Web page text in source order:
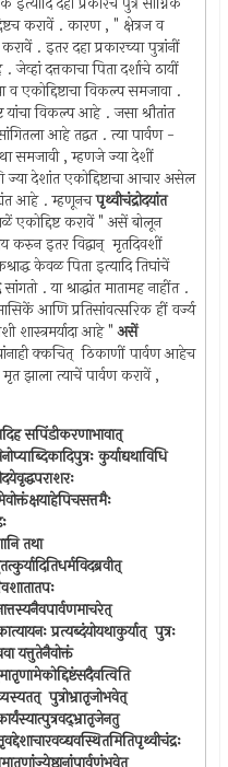
करावें . कारण , " क्षेत्रज व
करावें . इतर दहा प्रकारच्या पुत्रांनीं
दत्तकाचा पिता दर्शाचे ठायीं
एकोद्दिष्टाचा विकल्प समजावा .
यांचा विकल्प आहे . जसा श्रौतांत
आहे तद्वत . त्या पार्वण -
समजावी , म्हणजे ज्या देशीं
देशांत एकोद्दिष्टाचा आचार असेल
आहे . म्हणूनचपृथ्वीचंद्रोदयांत
एकोद्दिष्ट करावें " असें बोलून
करुन इतर विद्वान् ‍ मृतदिवशीं
केवळ पिता इत्यादि तिघांचें
सांगतो . या श्राद्धांत मातामह नाहींत .
आणि प्रतिसांवत्सरिक हीं वर्ज्य
शास्त्रमर्यादा आहे "असें
क्कचित् ‍ ठिकाणीं पार्वण आहेच
झाला त्याचें पार्वण करावें ,
सपिंडीकरणाभावात्
कुर्याद्यथाविधि
तथा
प्रत्यब्दंयोयथाकुर्यात् ‍ पुत्रः
यत्तुतेनैवोक्तं
पुत्रोभ्रातृजोभवेत्